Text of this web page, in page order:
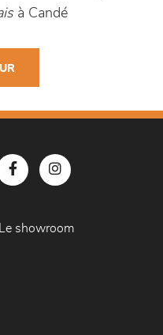
à Candé
Le showroom